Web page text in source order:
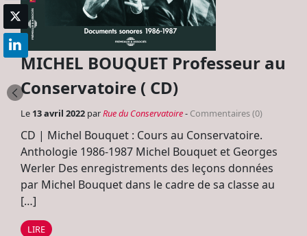
MICHEL BOUQUET Professeur au
Conservatoire ( CD)
Le 13 avril 2022 parRue du Conservatoire- Commentaires (0)
CD | Michel Bouquet : Cours au Conservatoire.
Anthologie 1986-1987 Michel Bouquet et Georges
Werler Des enregistrements des leçons données
par Michel Bouquet dans le cadre de sa classe au
[…]
LIRE